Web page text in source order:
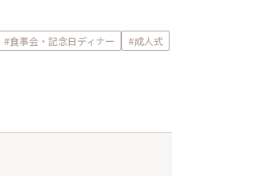
#食事会・記念日ディナー
#成人式